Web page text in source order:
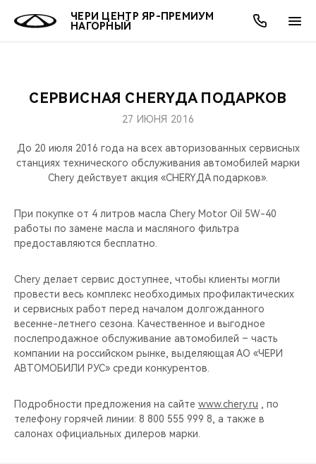
ЧЕРИ ЦЕНТР ЯР-ПРЕМИУМ
НАГОРНЫЙ
МОДЕЛИ
КРОССОВЕРЫ
СЕДАНЫ
ПОКУПАТЕЛЯМ
КРЕДИТ И СТРАХОВАНИЕ
ВЛАДЕЛЬЦАМ
ЗАПЧАСТИ И АКСЕССУАРЫ
ПОДДЕРЖКА
CHERY CONNECT
МИР CHERY
О БРЕНДЕ
CHERY В СОЦСЕТЯХ
ЛЮДИ CHERY
БЛАГОТВОРИТЕЛЬНОСТЬ
CHERY REMOTE
CHERY И СПОРТ
ВИДЕООБЗОРЫ
АКЦИИ
ОНЛАЙН СЕРВИСЫ
КРЕДИТ
О КОМПАНИИ
МЫ В СОЦСЕТЯХ
СЕРВИСНАЯ CHERYДА ПОДАРКОВ
27 ИЮНЯ 2016
До 20 июля 2016 года на всех авторизованных сервисных
станциях технического обслуживания автомобилей марки
Chery действует акция «CHERYДА подарков».
При покупке от 4 литров масла Chery Motor Oil 5W-40
работы по замене масла и масляного фильтра
предоставляются бесплатно.
Chery делает сервис доступнее, чтобы клиенты могли
провести весь комплекс необходимых профилактических
и сервисных работ перед началом долгожданного
весенне-летнего сезона. Качественное и выгодное
послепродажное обслуживание автомобилей – часть
компании на российском рынке, выделяющая АО «ЧЕРИ
АВТОМОБИЛИ РУС» среди конкурентов.
Подробности предложения на сайте www.chery.ru , по
телефону горячей линии: 8 800 555 999 8, а также в
салонах официальных дилеров марки.